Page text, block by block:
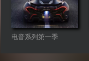
电音系列第一季